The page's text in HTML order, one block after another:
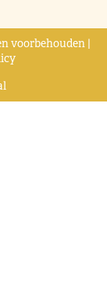
voorbehouden |